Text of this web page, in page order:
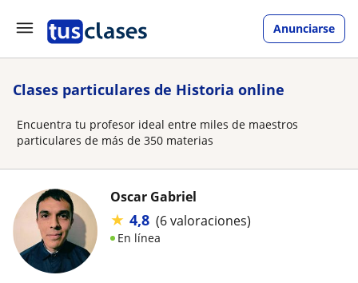
Anunciarse
Clases particulares de Historia online
Encuentra tu profesor ideal entre miles de maestros
particulares de más de 350 materias
Oscar Gabriel
★ 4,8 (6 valoraciones)
En línea